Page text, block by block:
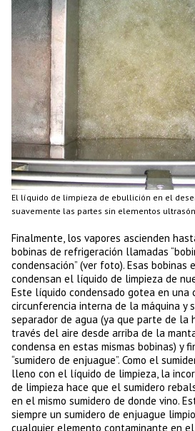
El líquido de limpieza de ebullición en el
suavemente las partes sin elementos
Finalmente, los vapores ascienden
bobinas de refrigeración llamadas
condensación” (ver foto). Esas bobinas
condensan el líquido de limpieza de
Este líquido condensado gotea en
circunferencia interna de la máquina y
separador de agua (ya que parte de la
través del aire desde arriba de la
condensa en estas mismas bobinas) y
“sumidero de enjuague”. Como el
lleno con el líquido de limpieza, la
de limpieza hace que el sumidero
en el mismo sumidero de donde vino.
siempre un sumidero de enjuague
cualquier elemento contaminante en